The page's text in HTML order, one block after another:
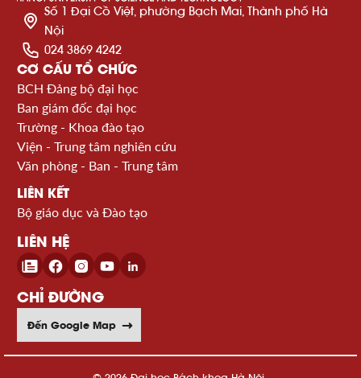
Số 1 Đại Cồ Việt, phường Bạch Mai, Thành phố Hà
Nội
024 3869 4242
CƠ CẤU TỔ CHỨC
BCH Đảng bộ đại học
Ban giám đốc đại học
Trường - Khoa đào tạo
Viện - Trung tâm nghiên cứu
Văn phòng - Ban - Trung tâm
LIÊN KẾT
Bộ giáo dục và Đào tạo
LIÊN HỆ
CHỈ ĐƯỜNG
Đến Google Map